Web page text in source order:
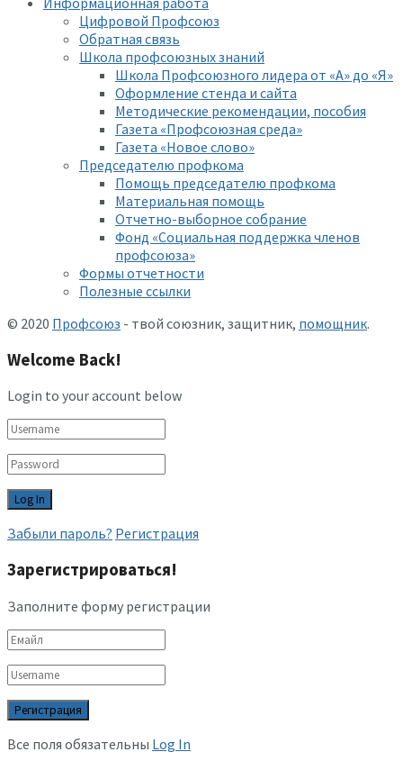
Цифровой Профсоюз
Обратная связь
Школа профсоюзных знаний
Школа Профсоюзного лидера от «А» до «Я»
Оформление стенда и сайта
Методические рекомендации, пособия
Газета «Профсоюзная среда»
Газета «Новое слово»
Председателю профкома
Помощь председателю профкома
Материальная помощь
Отчетно-выборное собрание
Фонд «Социальная поддержка членов
профсоюза»
Формы отчетности
Полезные ссылки
© 2020 Профсоюз - твой союзник, защитник, помощник.
Welcome Back!
Login to your account below
Забыли пароль? Регистрация
Зарегистрироваться!
Заполните форму регистрации
Все поля обязательны Log In